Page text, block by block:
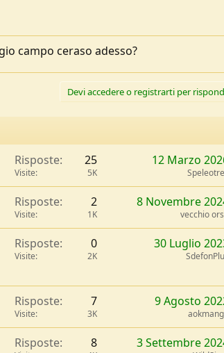
campo ceraso adesso?
Devi accedere o registrarti per
Risposte 25
Visite 5K
12 Marzo
Risposte 2
Visite 1K
8 Novembre
vecchio
Risposte 0
Visite 2K
30 Luglio
Risposte 7
Visite 3K
9 Agosto
Risposte 8 3 Settembre